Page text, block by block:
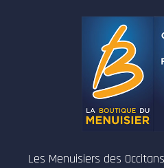
Les Menuisiers des